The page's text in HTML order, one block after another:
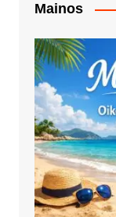
Mainos